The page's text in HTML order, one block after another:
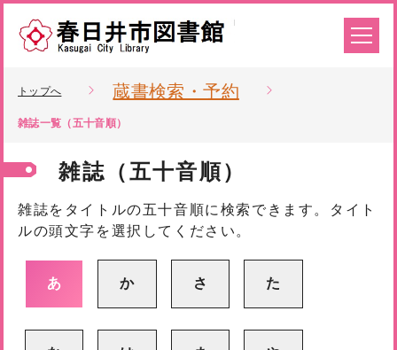
トップへ 蔵書検索・予約
雑誌一覧（五十音順）
雑誌（五十音順）
雑誌をタイトルの五十音順に検索できます。タイト
ルの頭文字を選択してください。